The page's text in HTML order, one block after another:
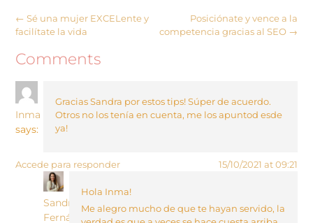
← Sé una mujer EXCELente y
facilítate la vida
Posiciónate y vence a la
competencia gracias al SEO →
Comments
Inma
says:
Gracias Sandra por estos tips! Súper de acuerdo.
Otros no los tenía en cuenta, me los apuntod esde
ya!
15/10/2021 at 09:21
Accede para responder
Sandra
Fernández
Hola Inma!
Me alegro mucho de que te hayan servido, la